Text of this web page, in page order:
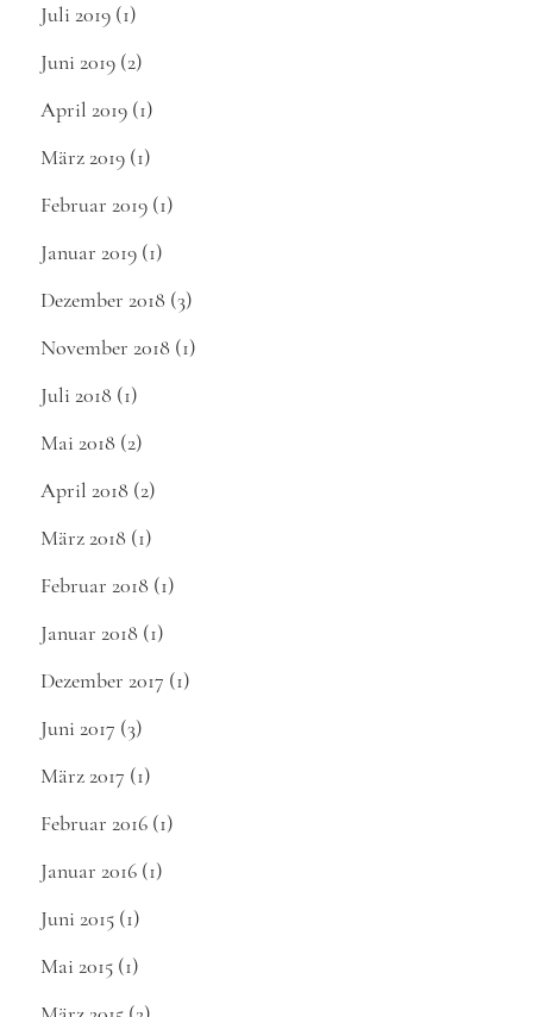
Juli 2019 (1)
Juni 2019 (2)
April 2019 (1)
März 2019 (1)
Februar 2019 (1)
Januar 2019 (1)
Dezember 2018 (3)
November 2018 (1)
Juli 2018 (1)
Mai 2018 (2)
April 2018 (2)
März 2018 (1)
Februar 2018 (1)
Januar 2018 (1)
Dezember 2017 (1)
Juni 2017 (3)
März 2017 (1)
Februar 2016 (1)
Januar 2016 (1)
Juni 2015 (1)
Mai 2015 (1)